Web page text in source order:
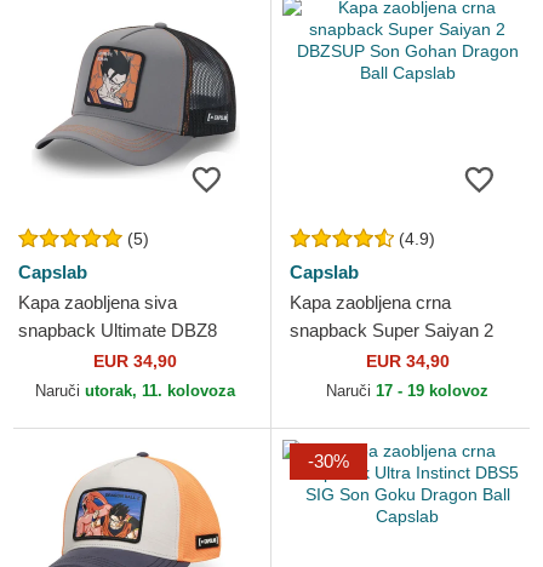
(5)
Capslab
Kapa zaobljena siva
snapback Ultimate DBZ8
GOH Son Gohan Dragon Ball
Capslab
EUR 34,90
Naruči utorak, 11. kolovoza
(4.9)
Capslab
Kapa zaobljena crna
snapback Super Saiyan 2
DBZSUP Son Gohan Dragon
Ball Capslab
EUR 34,90
Naruči 17 - 19 kolovoz
-30%